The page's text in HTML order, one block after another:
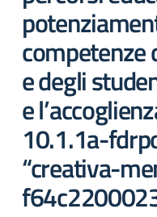
competenze
e degli
e
10.1.1a-
“creativa-